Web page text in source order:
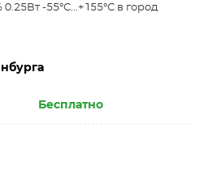
-55°С...+155°С в город
Бесплатно